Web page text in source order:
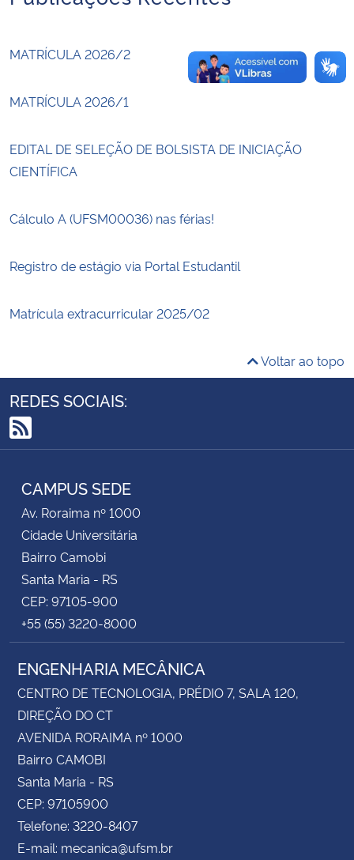
MATRÍCULA 2026/2
MATRÍCULA 2026/1
EDITAL DE SELEÇÃO DE BOLSISTA DE INICIAÇÃO
CIENTÍFICA
Cálculo A (UFSM00036) nas férias!
Registro de estágio via Portal Estudantil
Matrícula extracurricular 2025/02
Voltar ao topo
REDES SOCIAIS:
RSS
CAMPUS SEDE
Av. Roraima nº 1000
Cidade Universitária
Bairro Camobi
Santa Maria - RS
CEP: 97105-900
+55 (55) 3220-8000
ENGENHARIA MECÂNICA
CENTRO DE TECNOLOGIA, PRÉDIO 7, SALA 120,
DIREÇÃO DO CT
AVENIDA RORAIMA nº 1000
Bairro CAMOBI
Santa Maria - RS
CEP: 97105900
Telefone: 3220-8407
E-mail: mecanica@ufsm.br